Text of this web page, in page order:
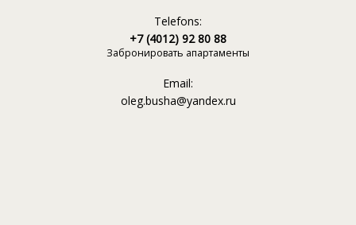
Telefons:
+7 (4012) 92 80 88
Забронировать апартаменты
Email:
oleg.busha@yandex.ru